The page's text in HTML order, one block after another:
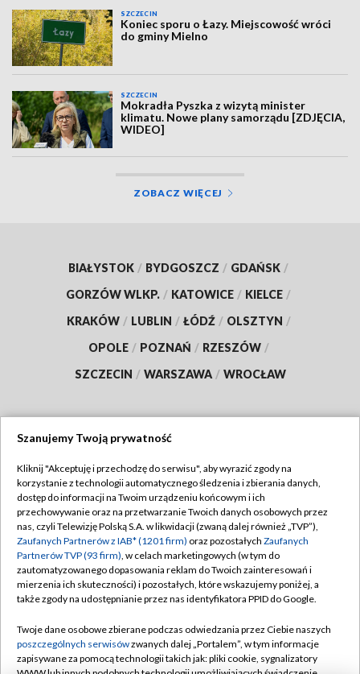
SZCZECIN
Koniec sporu o Łazy. Miejscowość wróci
do gminy Mielno
SZCZECIN
Mokradła Pyszka z wizytą minister
klimatu. Nowe plany samorządu [ZDJĘCIA,
WIDEO]
ZOBACZ WIĘCEJ
BIAŁYSTOK / BYDGOSZCZ / GDAŃSK /
GORZÓW WLKP. / KATOWICE / KIELCE /
KRAKÓW / LUBLIN / ŁÓDŹ / OLSZTYN /
OPOLE / POZNAŃ / RZESZÓW /
SZCZECIN / WARSZAWA / WROCŁAW
TVP
Abonament TVP
Emisja w TVP
Centrum informacji TVP
Naziemna Telewizja Cyfrowa
Rada Programowa
System NOS
Regulamin TVP
Polityka prywatności
Moje zgody
Pomoc
Kontakt
Szanujemy Twoją prywatność
Kliknij "Akceptuję i przechodzę do serwisu", aby wyrazić zgody na
korzystanie z technologii automatycznego śledzenia i zbierania danych,
dostęp do informacji na Twoim urządzeniu końcowym i ich
przechowywanie oraz na przetwarzanie Twoich danych osobowych przez
nas, czyli Telewizję Polską S.A. w likwidacji (zwaną dalej również „TVP”),
Zaufanych Partnerów z IAB* (1201 firm) oraz pozostałych Zaufanych
Partnerów TVP (93 firm), w celach marketingowych (w tym do
zautomatyzowanego dopasowania reklam do Twoich zainteresowań i
mierzenia ich skuteczności) i pozostałych, które wskazujemy poniżej, a
także zgody na udostępnianie przez nas identyfikatora PPID do Google.
Twoje dane osobowe zbierane podczas odwiedzania przez Ciebie naszych
poszczególnych serwisówzwanych dalej „Portalem”, w tym informacje
zapisywane za pomocą technologii takich jak: pliki cookie, sygnalizatory